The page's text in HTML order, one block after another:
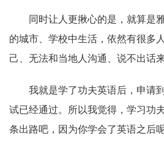
同时让人更揪心的是，就算是
的城市、学校中生活，依然有很多
己、无法和当地人沟通、说不出话
我就是学了功夫英语后，申请
试已经通过。所以我觉得，学习功
条出路吧，因为你学会了英语之后